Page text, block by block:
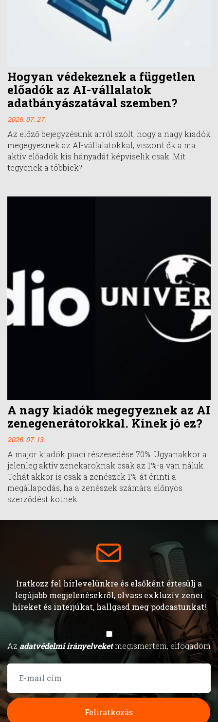
Hogyan védekeznek a független
előadók az AI-vállalatok
adatbányászatával szemben?
2026. 07. 27.
Az előző bejegyzésünk arról szólt, hogy a nagy kiadók
megegyeznek az AI-vállalatokkal, viszont ők a ma
aktív előadók kis hányadát képviselik csak. Mit
tegyenek a többiek?
A nagy kiadók megegyeznek az AI
zenegenerátorokkal. Kinek jó ez?
2026. 07. 13.
A major kiadók piaci részesedése 70%. Ugyanakkor a
jelenleg aktív zenekaroknak csak az 1%-a van náluk.
Tehát akkor is csak a zenészek 1%-át érinti a
megállapodás, ha a zenészek számára előnyös
szerződést kötnek.
Iratkozz fel hírlevelünkre és elsőként értesülj a
legújabb megjelenésekről, olvass exkluzív zenei
híreket és interjúkat, hallgasd meg podcastunkat!
Azadatvédelmi irányelveketmegismertem, elfogadom
Feliratkozás